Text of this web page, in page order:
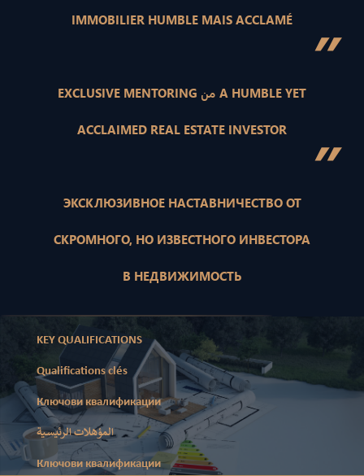
IMMOBILIER HUMBLE MAIS ACCLAMÉ ” EXCLUSIVE MENTORING من A HUMBLE YET
ACCLAIMED REAL ESTATE INVESTOR ”
ЭКСКЛЮЗИВНОЕ НАСТАВНИЧЕСТВО ОТ
СКРОМНОГО, НО ИЗВЕСТНОГО ИНВЕСТОРА
В НЕДВИЖИМОСТЬ
KEY QUALIFICATIONS
Qualifications clés
Ключови квалификации
المؤهلات الرئيسية
Ключови квалификации